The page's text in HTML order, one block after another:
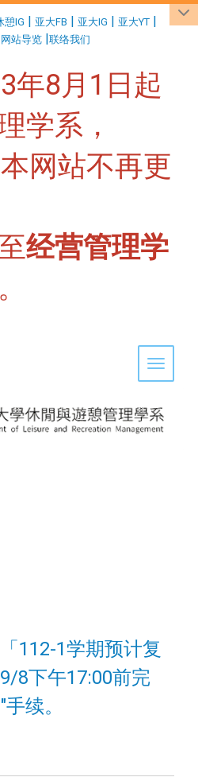
憩IG | 亚大FB | 亚大IG | 亚大YT |
网站导览 |联络我们
年8月1日起
学系，
网站不再更
经营管理学
Toggle
112-1学期预计复
8下午17:00前完
续。